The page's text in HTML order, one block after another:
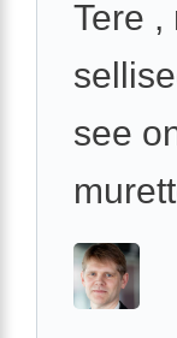
Tere ,
see